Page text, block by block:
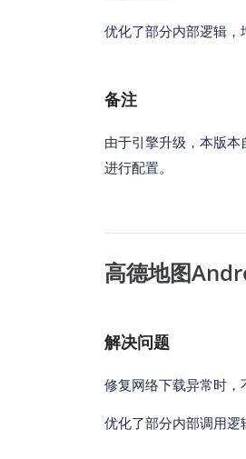
优化了部分内部逻辑，
备注
由于引擎升级，本版
进行配置。
高德地图
解决问题
修复网络下载异常时
优化了部分内部调用逻